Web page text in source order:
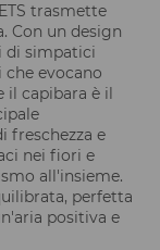
trasmette
Con un design
di simpatici
evocano
capibara è il
freschezza e
nei fiori e
all'insieme.
perfetta
positiva e